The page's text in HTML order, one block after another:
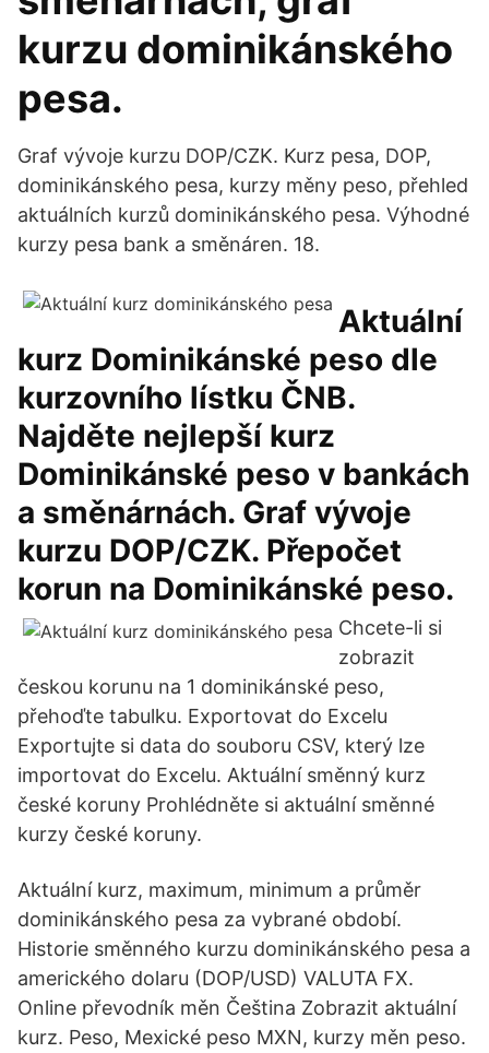
kurzu dominikánského
pesa.
Graf vývoje kurzu DOP/CZK. Kurz pesa, DOP,
dominikánského pesa, kurzy měny peso, přehled
aktuálních kurzů dominikánského pesa. Výhodné
kurzy pesa bank a směnáren. 18.
Aktuální
kurz Dominikánské peso dle
kurzovního lístku ČNB.
Najděte nejlepší kurz
Dominikánské peso v bankách
a směnárnách. Graf vývoje
kurzu DOP/CZK. Přepočet
korun na Dominikánské peso.
Chcete-li si
zobrazit
českou korunu na 1 dominikánské peso,
přehoďte tabulku. Exportovat do Excelu
Exportujte si data do souboru CSV, který lze
importovat do Excelu. Aktuální směnný kurz
české koruny Prohlédněte si aktuální směnné
kurzy české koruny.
Aktuální kurz, maximum, minimum a průměr
dominikánského pesa za vybrané období.
Historie směnného kurzu dominikánského pesa a
amerického dolaru (DOP/USD) VALUTA FX.
Online převodník měn Čeština Zobrazit aktuální
kurz. Peso, Mexické peso MXN, kurzy měn peso.